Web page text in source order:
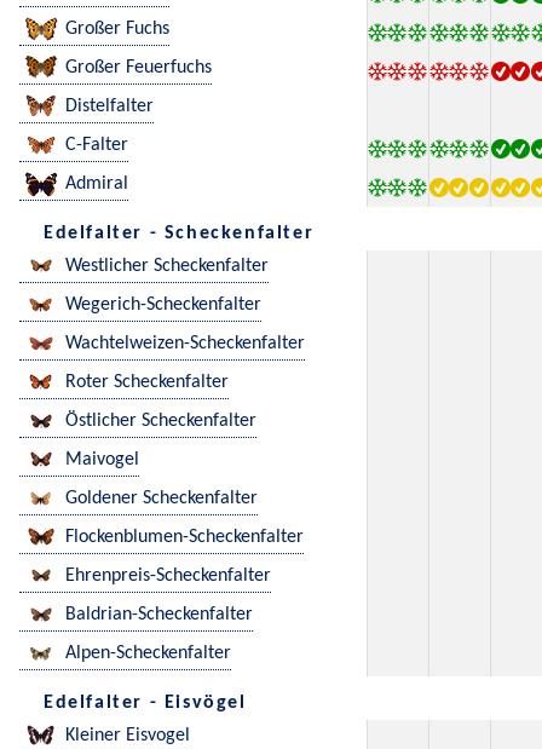
Großer Fuchs
Großer Feuerfuchs
Distelfalter
C-Falter
Admiral
Edelfalter - Scheckenfalter
Westlicher Scheckenfalter
Wegerich-Scheckenfalter
Wachtelweizen-Scheckenfalter
Roter Scheckenfalter
Östlicher Scheckenfalter
Maivogel
Goldener Scheckenfalter
Flockenblumen-Scheckenfalter
Ehrenpreis-Scheckenfalter
Baldrian-Scheckenfalter
Alpen-Scheckenfalter
Edelfalter - Eisvögel
Kleiner Eisvogel